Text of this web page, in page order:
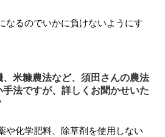
なるのでいかに負けないようにす
米糠農法など、須田さんの農法
法ですが、詳しくお聞かせいた
や化学肥料、除草剤を使用しない